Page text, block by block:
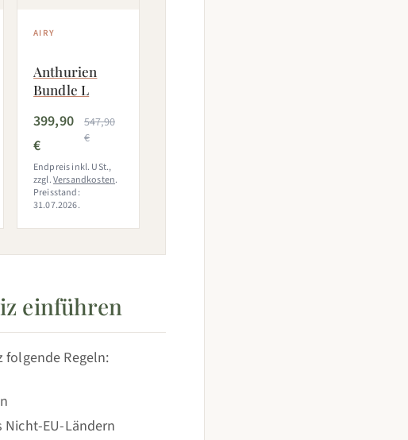
AIRY
Anthurien
Bundle L
399,90
€
547,90
€
Endpreis inkl. USt.,
zzgl.Versandkosten.
Preisstand:
31.07.2026.
einführen
Regeln:
EU-Ländern